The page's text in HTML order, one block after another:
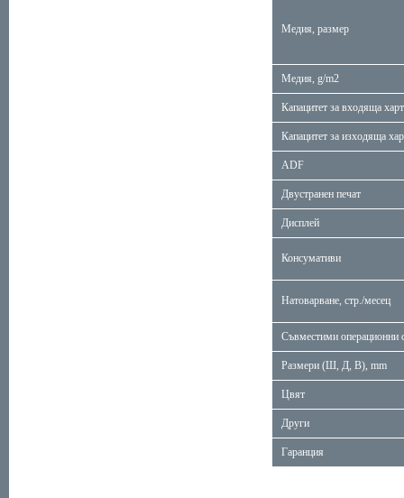
Медия, размер
Медия, g/m2
Капацитет за входяща
Капацитет за изходяща
ADF
Двустранен печат
Дисплей
Консумативи
Натоварване, стр./месец
Съвместими операционни
Размери (Ш, Д, В), mm
Цвят
Други
Гаранция